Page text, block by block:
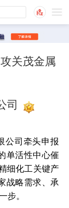
关茂金属
司
公司牵头申报
单活性中心催
细化工关键产
战略需求、承
步。